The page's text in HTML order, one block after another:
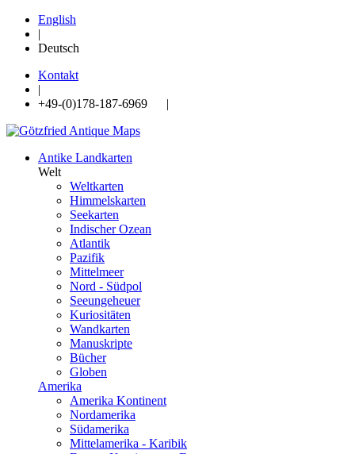
English
|
Deutsch
Kontakt
|
+49-(0)178-187-6969 |
Antike Landkarten
Welt
Weltkarten
Himmelskarten
Seekarten
Indischer Ozean
Atlantik
Pazifik
Mittelmeer
Nord - Südpol
Seeungeheuer
Kuriositäten
Wandkarten
Manuskripte
Bücher
Globen
Amerika
Amerika Kontinent
Nordamerika
Südamerika
Mittelamerika - Karibik